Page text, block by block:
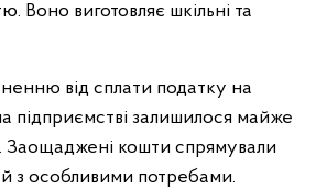
. Воно виготовляє шкільні та
від сплати податку на
підприємстві залишилося майже
Заощаджені кошти спрямували
з особливими потребами.